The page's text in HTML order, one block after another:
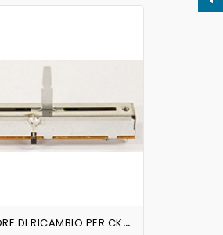
C
URSORE DI RICAMBIO PER CK-800 AMERICAN AUDIO